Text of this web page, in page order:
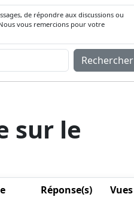
de répondre aux discussions ou
vous remercions pour votre
Rechercher
sur le
Réponse(s) Vues